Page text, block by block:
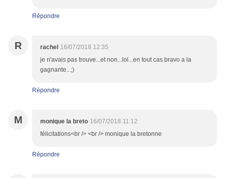
Répondre
R rachel 16/07/2018 12:35
je n'avais pas trouve...et non...lol...en tout cas bravo a la
gagnante...;)
Répondre
M monique la breto 16/07/2018 11:12
félicitations<br /> <br /> monique la bretonne
Répondre